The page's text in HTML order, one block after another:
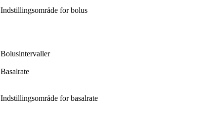
Indstillingsområde for bolus
Bolusintervaller
Basalrate
Indstillingsområde for basalrate